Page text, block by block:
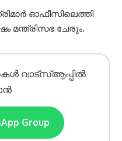
ഓഫീസിലെത്തി
മന്ത്രിസഭ ചേരും.
വാട്സ്ആപ്പിൽ
Group